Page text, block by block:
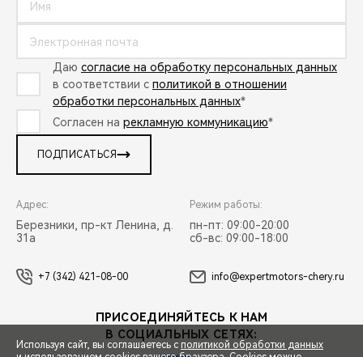
Даю согласие на обработку персональных данных
в соответствии с политикой в отношении
обработки персональных данных*
Согласен на рекламную коммуникацию*
ПОДПИСАТЬСЯ
Адрес:
Березники, пр-кт Ленина, д.
31а
Режим работы:
пн-пт: 09:00-20:00
сб-вс: 09:00-18:00
+7 (342) 421-08-00 info@expertmotors-chery.ru
ПРИСОЕДИНЯЙТЕСЬ К НАМ
В СОЦИАЛЬНЫХ СЕТЯХ:
Используя сайт, вы соглашаетесь с политикой обработки данных